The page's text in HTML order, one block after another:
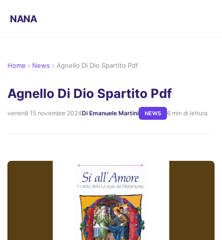
NANA
Home › News › Agnello Di Dio Spartito Pdf
Agnello Di Dio Spartito Pdf
venerdì 15 novembre 2024Di Emanuele Martini NEWS 6 min di lettura